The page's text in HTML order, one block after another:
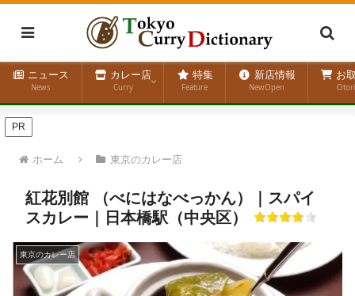
ニュース
News
カレー店
Curry
特集
Feature
新店情報
NewOpen
お
PR
ホーム 東京のカレー店
紅花別館 （べにはなべっかん）｜スパイ
スカレー｜日本橋駅（中央区）
東京のカレー店